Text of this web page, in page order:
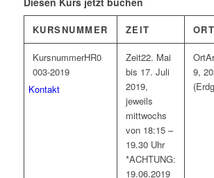
Kontakt
KURSNUMMER ZEIT ORT
HR0
003-2019
22. Mai
bis 17. Juli
2019,
jeweils
mittwochs
von 18:15 –
19.30 Uhr
*ACHTUNG:
19.06.2019
9,